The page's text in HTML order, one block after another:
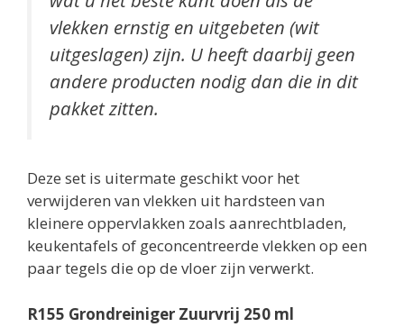
vlekken ernstig en uitgebeten (wit
uitgeslagen) zijn. U heeft daarbij geen
andere producten nodig dan die in dit
pakket zitten.
Deze set is uitermate geschikt voor het
verwijderen van vlekken uit hardsteen van
kleinere oppervlakken zoals aanrechtbladen,
keukentafels of geconcentreerde vlekken op een
paar tegels die op de vloer zijn verwerkt.
R155 Grondreiniger Zuurvrij 250 ml